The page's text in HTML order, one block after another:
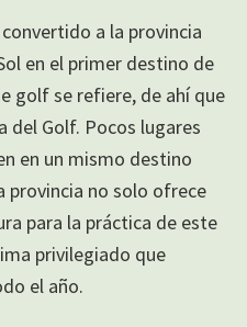
a la provincia
en el primer destino de
golf se refiere, de ahí que
del Golf. Pocos lugares
en un mismo destino
no solo ofrece
para la práctica de este
privilegiado que
el año.